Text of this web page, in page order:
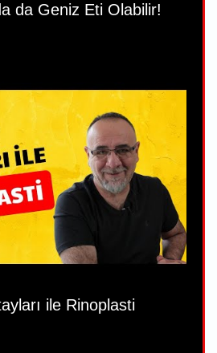
da Geniz Eti Olabilir!
ile Rinoplasti